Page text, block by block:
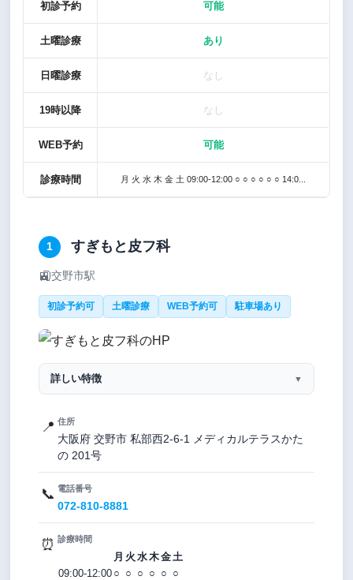
初診予約 可能
土曜診療 あり
日曜診療 なし
19時以降 なし
WEB予約 可能
診療時間 月 火 水 木 金 土 09:00-12:00 ○ ○ ○ ○ ○ ○ 14:0...
1 すぎもと皮フ科
🚉交野市駅
初診予約可 土曜診療 WEB予約可 駐車場あり
詳しい特徴 ▼
📍 住所
大阪府 交野市 私部西2-6-1 メディカルテラスかた
の 201号
📞 電話番号
072-810-8881
⏰ 診療時間
月 火 水木金 土
09:00-12:00 ○ ○ ○ ○ ○ ○